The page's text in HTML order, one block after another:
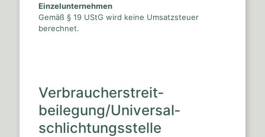
Einzelunternehmen
Gemäß § 19 UStG wird keine Umsatzsteuer
berechnet.
Verbraucher­streit­
beilegung/Universal­
schlichtungs­stelle